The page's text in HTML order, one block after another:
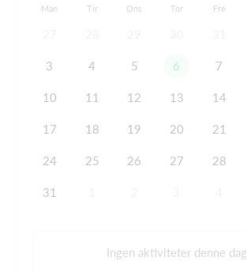
Man Tir Ons Tor Fre
3 4 5 6 7
10 11 12 13 14
17 18 19 20 21
24 25 26 27 28
31
Ingen aktiviteter denne dag